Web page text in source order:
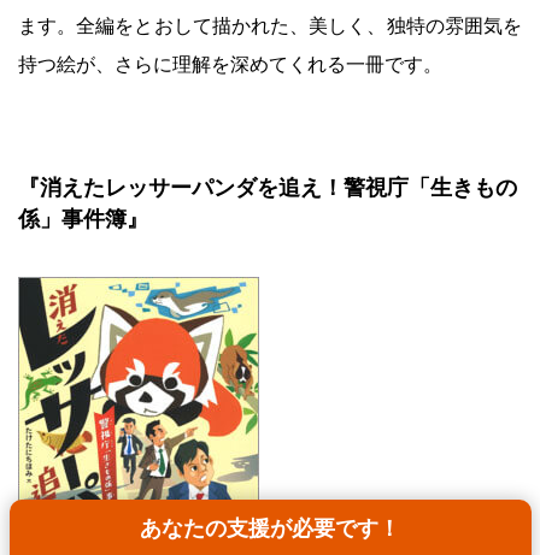
あなたの支援が必要です！
ます。全編をとおして描かれた、美しく、独特の雰囲気を
持つ絵が、さらに理解を深めてくれる一冊です。
『消えたレッサーパンダを追え！警視庁「生きもの
係」事件簿』